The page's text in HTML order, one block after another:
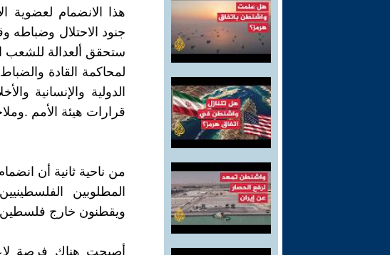
هذا الانضمام لعضوية
جنود الاحتلال
ستحقق ألعدالة للشعب
لمحاكمة القادة
الدولية والإنسانية
قرارات هيئة الأمم
من ناحية ثانية أن
المطلوبين
ويقطنون خارج
أصبحت هناك فرصة